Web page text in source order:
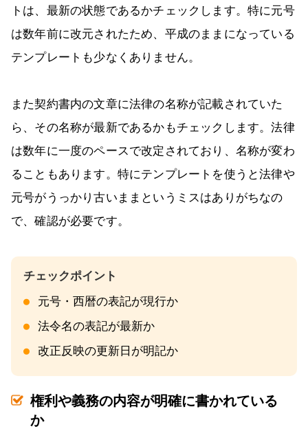
トは、最新の状態であるかチェックします。特に元号
は数年前に改元されたため、平成のままになっている
テンプレートも少なくありません。
また契約書内の文章に法律の名称が記載されていた
ら、その名称が最新であるかもチェックします。法律
は数年に一度のペースで改定されており、名称が変わ
ることもあります。特にテンプレートを使うと法律や
元号がうっかり古いままというミスはありがちなの
で、確認が必要です。
元号・西暦の表記が現行か
法令名の表記が最新か
改正反映の更新日が明記か
権利や義務の内容が明確に書かれている
か